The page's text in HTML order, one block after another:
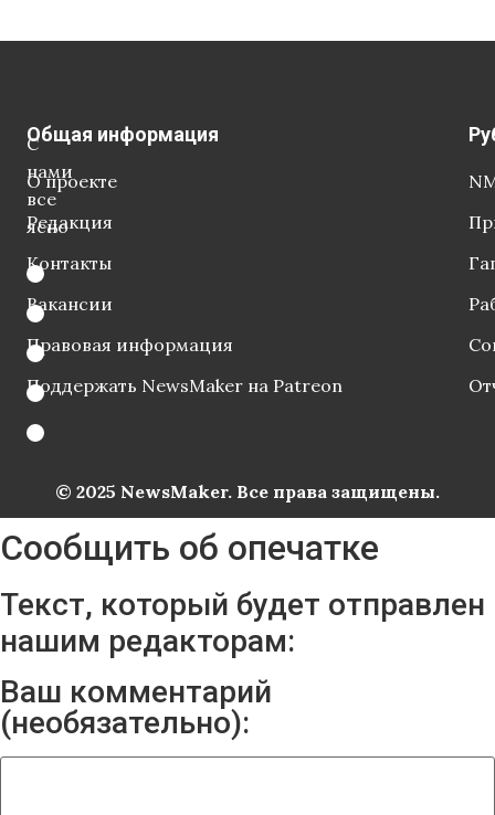
С
нами
все
ясно
Общая информация
О проекте
Редакция
Контакты
Вакансии
Правовая информация
Поддержать NewsMaker на Patreon
© 2025 NewsMaker. Все права защищены.
Сообщить об опечатке
Текст, который будет отправлен
нашим редакторам:
Ваш комментарий
(необязательно):